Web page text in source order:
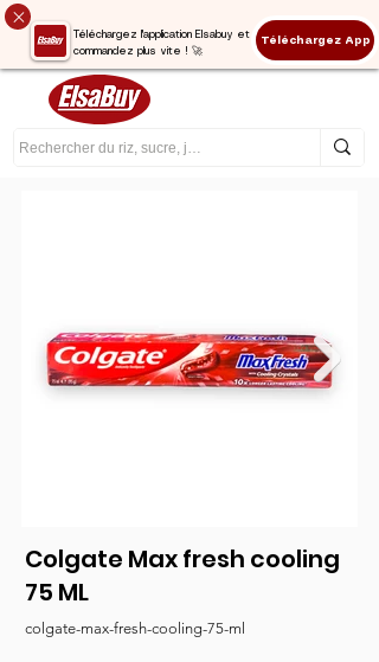
Téléchargez l'application Elsabuy et
commandez plus vite ! 🚀
Téléchargez App
Colgate Max fresh cooling
75 ML
colgate-max-fresh-cooling-75-ml